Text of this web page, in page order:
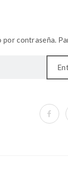
contraseña.